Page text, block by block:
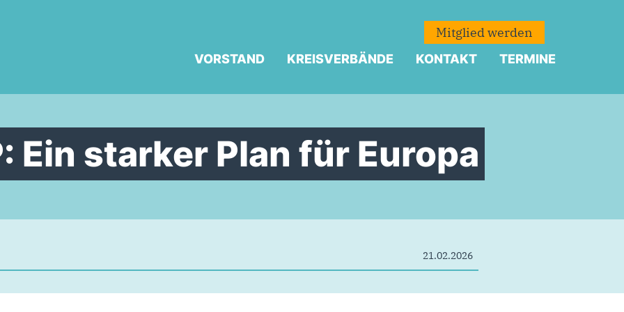
Mitglied werden
VORSTAND KREISVERBÄNDE KONTAKT TERMINE
Ein starker Plan für Europa
21.02.2026